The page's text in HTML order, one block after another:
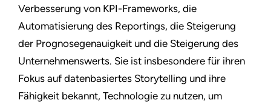
Verbesserung von KPI-Frameworks, die
Automatisierung des Reportings, die Steigerung
der Prognosegenauigkeit und die Steigerung des
Unternehmenswerts. Sie ist insbesondere für ihren
Fokus auf datenbasiertes Storytelling und ihre
Fähigkeit bekannt, Technologie zu nutzen, um